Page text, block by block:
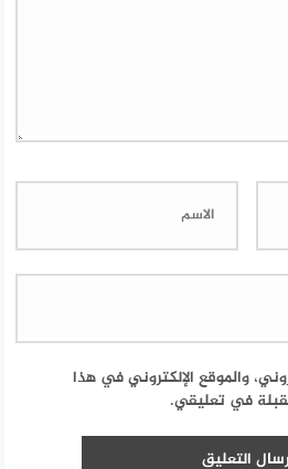
والموقع الإلكتروني في هذا
في تعليقي.